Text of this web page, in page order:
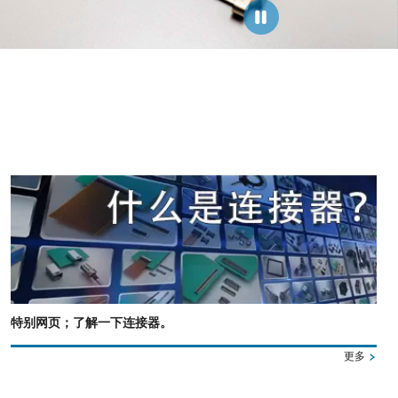
特别网页；了解一下连接器。
更多